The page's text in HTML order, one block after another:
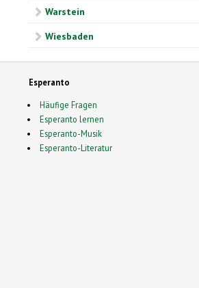
Warstein
Wiesbaden
Esperanto
Häufige Fragen
Esperanto lernen
Esperanto-Musik
Esperanto-Literatur